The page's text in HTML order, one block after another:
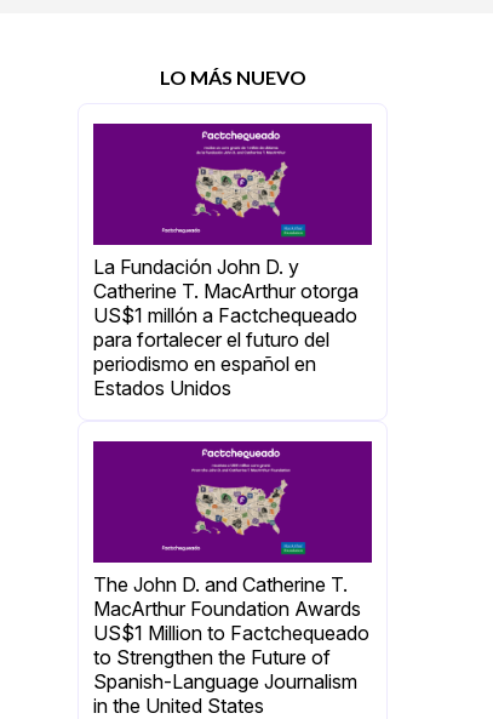
LO MÁS NUEVO
La Fundación John D. y
Catherine T. MacArthur otorga
US$1 millón a Factchequeado
para fortalecer el futuro del
periodismo en español en
Estados Unidos
The John D. and Catherine T.
MacArthur Foundation Awards
US$1 Million to Factchequeado
to Strengthen the Future of
Spanish-Language Journalism
in the United States